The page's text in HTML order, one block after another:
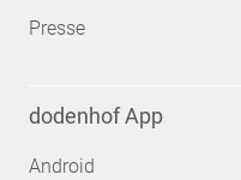
Presse
dodenhof App
Android